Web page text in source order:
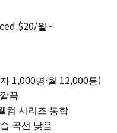
$20/월~
1,000명·월 12,000통)
끔
컴 시리즈 통합
곡선 낮음